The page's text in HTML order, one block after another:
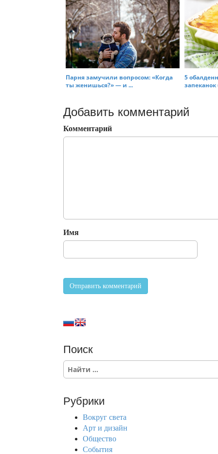
Парня замучили вопросом: «Когда
ты женишься?» — и ...
5
запеканок
Добавить комментарий
Комментарий
Имя
Поиск
S
e
c
Рубрики
Вокруг света
Арт и дизайн
Общество
События